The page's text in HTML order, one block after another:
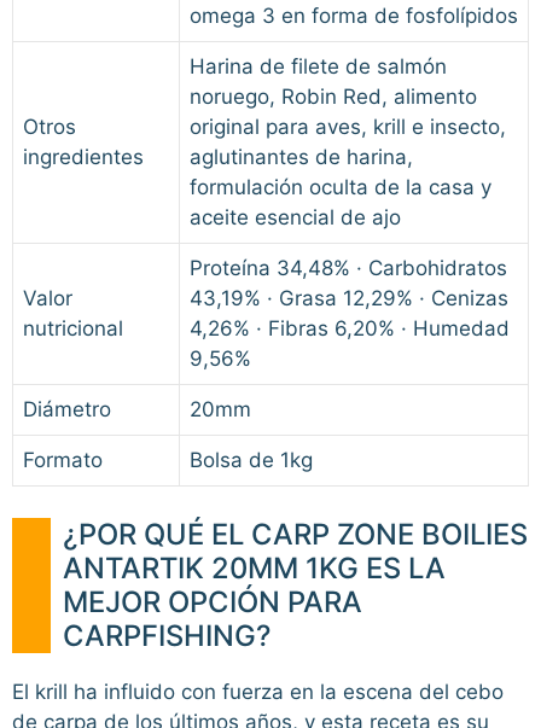
omega 3 en forma de fosfolípidos
Otros
ingredientes
Harina de filete de salmón
noruego, Robin Red, alimento
original para aves, krill e insecto,
aglutinantes de harina,
formulación oculta de la casa y
aceite esencial de ajo
Valor
nutricional
Proteína 34,48% · Carbohidratos
43,19% · Grasa 12,29% · Cenizas
4,26% · Fibras 6,20% · Humedad
9,56%
Diámetro 20mm
Formato Bolsa de 1kg
¿POR QUÉ EL CARP ZONE BOILIES
ANTARTIK 20MM 1KG ES LA
MEJOR OPCIÓN PARA
CARPFISHING?
El krill ha influido con fuerza en la escena del cebo
de carpa de los últimos años, y esta receta es su